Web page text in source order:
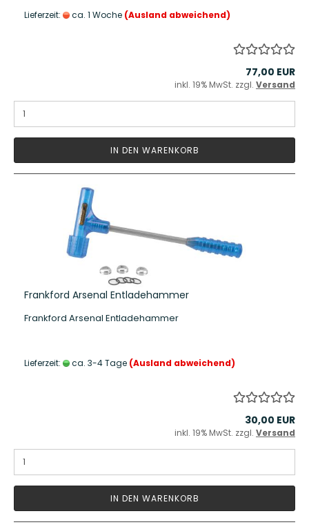
Lieferzeit: ca. 1 Woche (Ausland abweichend)
77,00 EUR
inkl. 19% MwSt. zzgl. Versand
IN DEN WARENKORB
Frankford Arsenal Entladehammer
Frankford Arsenal Entladehammer
Lieferzeit: ca. 3-4 Tage (Ausland abweichend)
30,00 EUR
inkl. 19% MwSt. zzgl. Versand
IN DEN WARENKORB